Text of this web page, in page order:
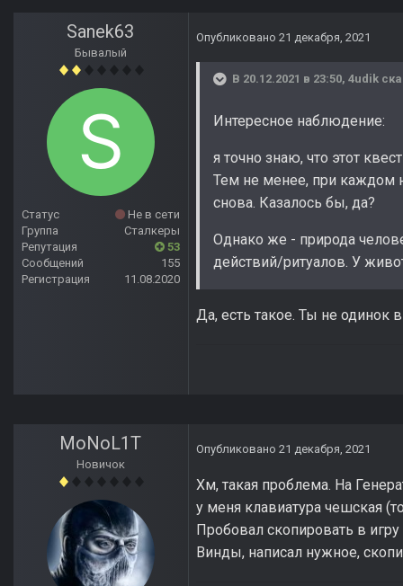
Sanek63
Бывалый
Статус
Не в сети
Группа
Сталкеры
Репутация
53
Сообщений
155
Регистрация
11.08.2020
Опубликовано 21 декабря, 2021
В 20.12.2021 в 23:50, 4udik
Интересное наблюдение:
я точно знаю, что этот
Тем не менее, при каждом
снова. Казалось бы, да?
Однако же - природа
действий/ритуалов. У
Да, есть такое. Ты не
MoNoL1T
Новичок
Опубликовано 21 декабря, 2021
Хм, такая проблема. На
у меня клавиатура чешская
Пробовал скопировать в
Винды, написал нужное,